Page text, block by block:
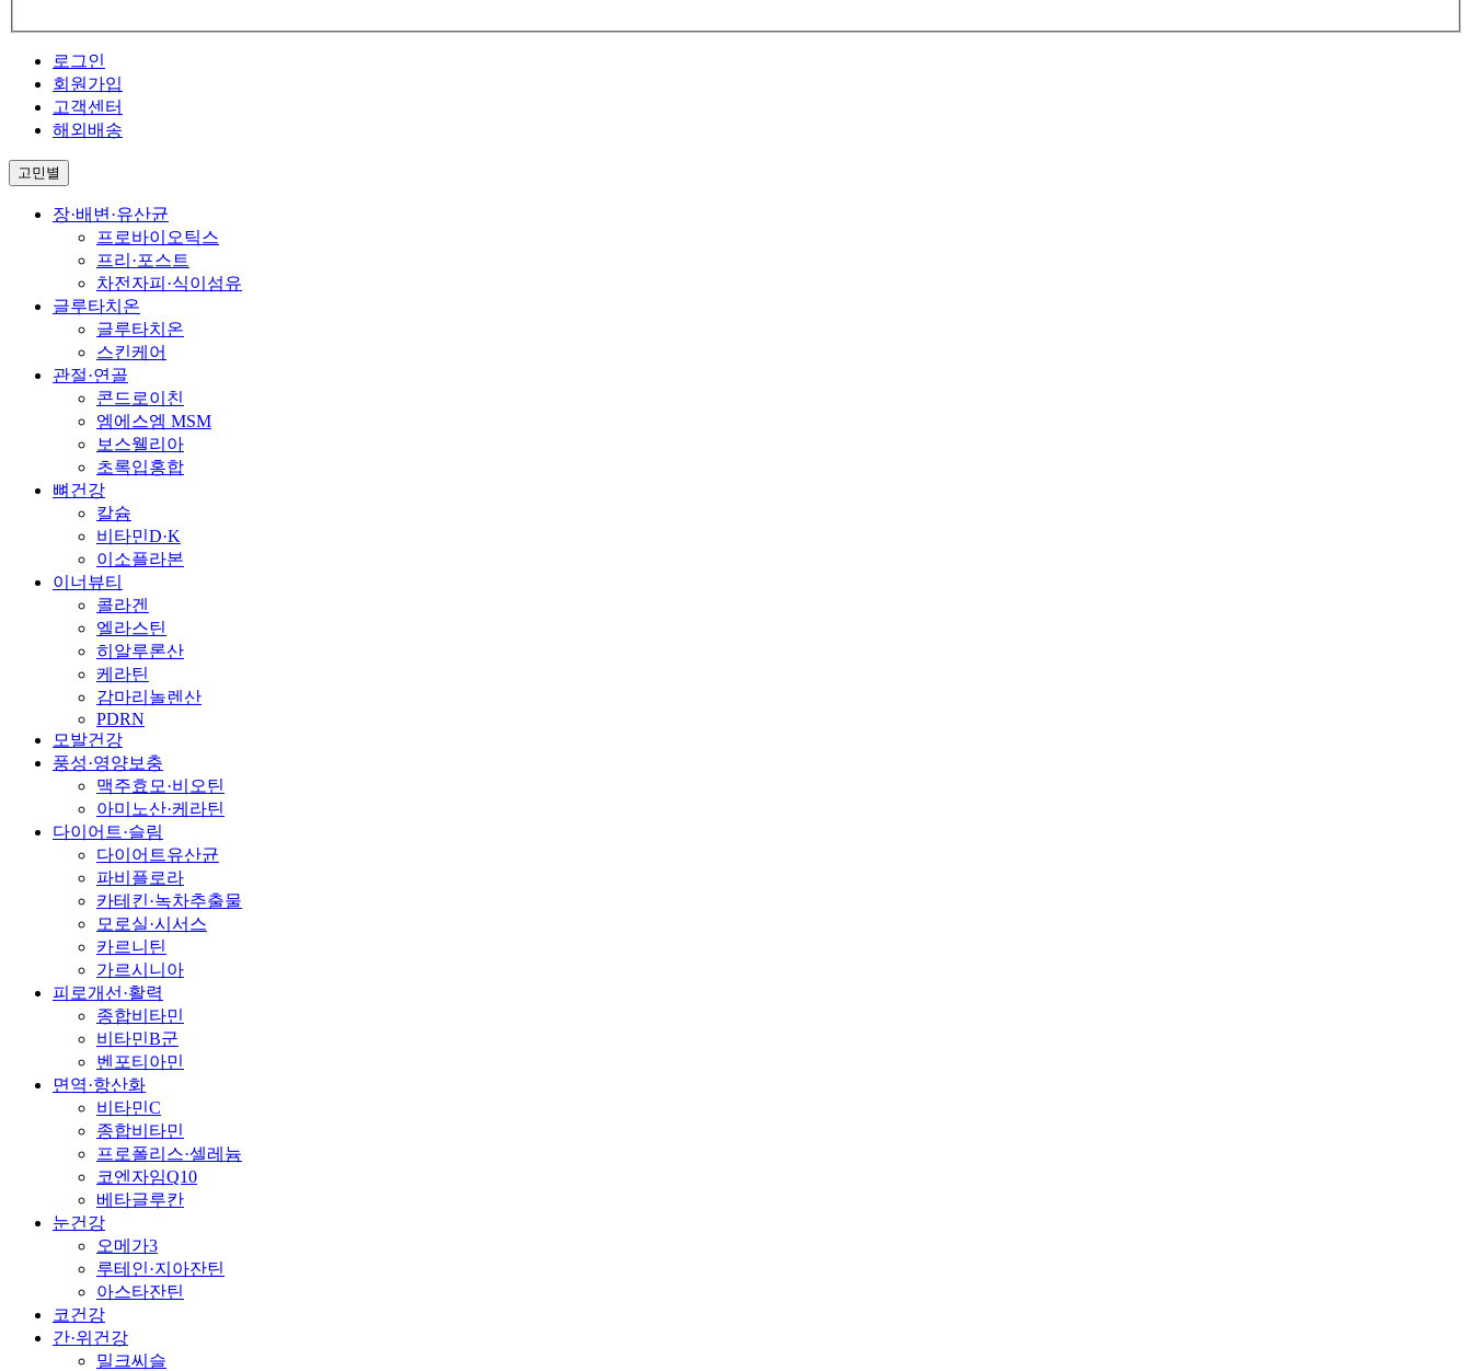
로그인
회원가입
고객센터
해외배송
고민별
장·배변·유산균
프로바이오틱스
프리·포스트
차전자피·식이섬유
글루타치온
글루타치온
스킨케어
관절·연골
콘드로이친
엠에스엠 MSM
보스웰리아
초록입홍합
뼈건강
칼슘
비타민D·K
이소플라본
이너뷰티
콜라겐
엘라스틴
히알루론산
케라틴
감마리놀렌산
PDRN
모발건강
풍성·영양보충
맥주효모·비오틴
아미노산·케라틴
다이어트·슬림
다이어트유산균
파비플로라
카테킨·녹차추출물
모로실·시서스
카르니틴
가르시니아
피로개선·활력
종합비타민
비타민B군
벤포티아민
면역·항산화
비타민C
종합비타민
프로폴리스·셀레늄
코엔자임Q10
베타글루칸
눈건강
오메가3
루테인·지아잔틴
아스타잔틴
코건강
간·위건강
밀크씨슬